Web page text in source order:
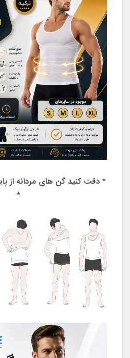
* دقت کنید گن های مردانه از
*